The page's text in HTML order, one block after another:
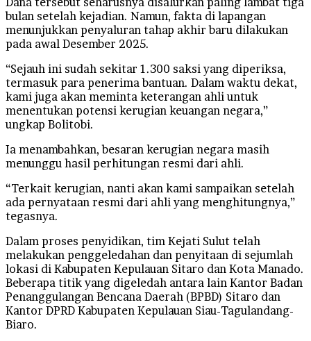
bulan setelah kejadian. Namun, fakta di lapangan
menunjukkan penyaluran tahap akhir baru dilakukan
pada awal Desember 2025.
“Sejauh ini sudah sekitar 1.300 saksi yang diperiksa,
termasuk para penerima bantuan. Dalam waktu dekat,
kami juga akan meminta keterangan ahli untuk
menentukan potensi kerugian keuangan negara,”
ungkap Bolitobi.
Ia menambahkan, besaran kerugian negara masih
menunggu hasil perhitungan resmi dari ahli.
“Terkait kerugian, nanti akan kami sampaikan setelah
ada pernyataan resmi dari ahli yang menghitungnya,”
tegasnya.
Dalam proses penyidikan, tim Kejati Sulut telah
melakukan penggeledahan dan penyitaan di sejumlah
lokasi di Kabupaten Kepulauan Sitaro dan Kota Manado.
Beberapa titik yang digeledah antara lain Kantor Badan
Penanggulangan Bencana Daerah (BPBD) Sitaro dan
Kantor DPRD Kabupaten Kepulauan Siau-Tagulandang-
Biaro.